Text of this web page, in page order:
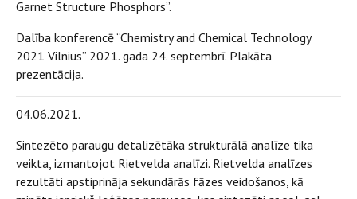
Garnet Structure Phosphors”.
Dalība konferencē “Chemistry and Chemical Technology
2021 Vilnius” 2021. gada 24. septembrī. Plakāta
prezentācija.
04.06.2021.
Sintezēto paraugu detalizētāka strukturālā analīze tika
veikta, izmantojot Rietvelda analīzi. Rietvelda analīzes
rezultāti apstiprināja sekundārās fāzes veidošanos, kā